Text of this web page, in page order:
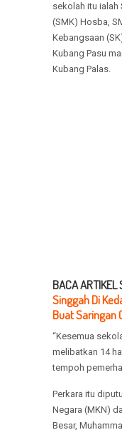
sekolah itu ialah
(SMK) Hosba,
Kebangsaan
Kubang Pasu
Kubang Palas.
BACA ARTIKEL
Singgah Di
Buat Saringan
“Kesemua
melibatkan 14
tempoh
Perkara itu
Negara (MKN)
Besar,